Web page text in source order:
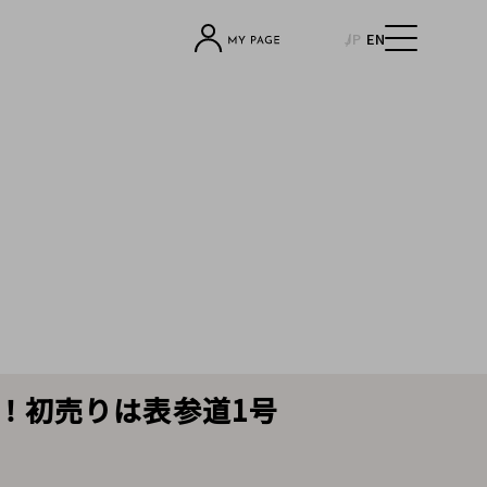
JP EN
初売りは表参道1号